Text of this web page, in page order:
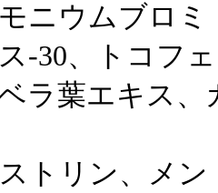
ニウムブロミ
-30、トコフ
ラ葉エキス
トリン、メ